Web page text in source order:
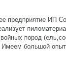
предприятие ИП
пород
большой